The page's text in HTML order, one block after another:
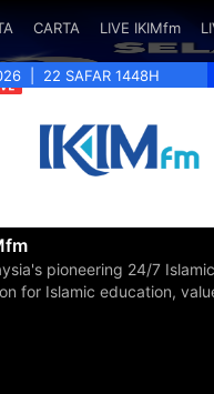
CARTA LIVE IKIMfm
22 SAFAR 1448H
pioneering 24/7
for Islamic education,